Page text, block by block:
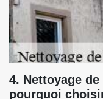
4. Nettoyage
pourquoi